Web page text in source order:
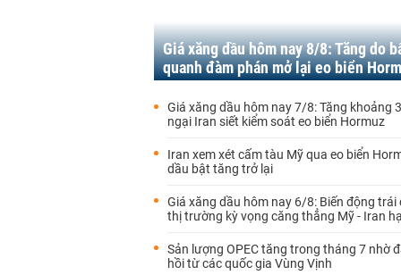
Giá xăng dầu hôm nay 8/8: Tăng do
quanh đàm phán mở lại eo biển
Giá xăng dầu hôm nay 7/8: Tăng khoảng
ngại Iran siết kiểm soát eo biển Hormuz
Iran xem xét cấm tàu Mỹ qua eo biển
dầu bật tăng trở lại
Giá xăng dầu hôm nay 6/8: Biến động trái
thị trường kỳ vọng căng thẳng Mỹ - Iran
Sản lượng OPEC tăng trong tháng 7 nhờ
hồi từ các quốc gia Vùng Vịnh